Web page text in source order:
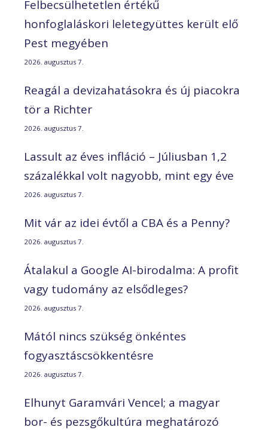
Felbecsülhetetlen értékű
honfoglaláskori leletegyüttes került elő
Pest megyében
2026. augusztus 7.
Reagál a devizahatásokra és új piacokra
tör a Richter
2026. augusztus 7.
Lassult az éves infláció – Júliusban 1,2
százalékkal volt nagyobb, mint egy éve
2026. augusztus 7.
Mit vár az idei évtől a CBA és a Penny?
2026. augusztus 7.
Átalakul a Google AI-birodalma: A profit
vagy tudomány az elsődleges?
2026. augusztus 7.
Mától nincs szükség önkéntes
fogyasztáscsökkentésre
2026. augusztus 7.
Elhunyt Garamvári Vencel; a magyar
bor- és pezsgőkultúra meghatározó